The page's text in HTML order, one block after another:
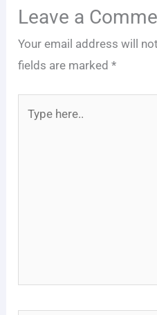
Leave a
Your email address will
fields are marked*